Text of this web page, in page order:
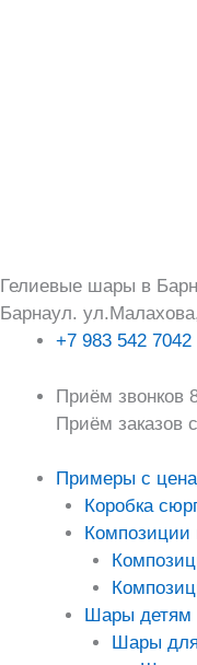
Гелиевые шары в
Барнаул.
+7 983 542 7042
Приём звонков
Приём заказов
Примеры с
Коробка
Композиции
Шары детям
Шары